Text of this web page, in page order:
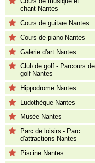
chant Nantes
Cours de guitare Nantes
Cours de piano Nantes
Galerie d'art Nantes
Club de golf - Parcours de
golf Nantes
Hippodrome Nantes
Ludothèque Nantes
Musée Nantes
Parc de loisirs - Parc
d'attractions Nantes
Piscine Nantes